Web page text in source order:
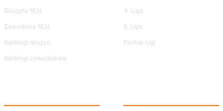
Drużyny NLH
Zawodnicy NLH
Rankingi drużyn
Rankingi zawodników
4. Liga
5. Liga
Puchar Ligi